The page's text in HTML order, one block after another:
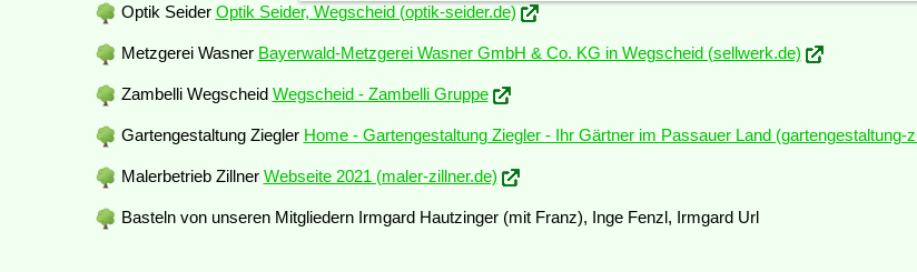
Optik Seider Optik Seider, Wegscheid (optik-seider.de)
Metzgerei Wasner Bayerwald-Metzgerei Wasner GmbH & Co. KG in Wegscheid (sellwerk.de)
Zambelli Wegscheid Wegscheid - Zambelli Gruppe
Gartengestaltung Ziegler Home - Gartengestaltung Ziegler - Ihr Gärtner im Passauer Land (gartengestaltung-
Malerbetrieb Zillner Webseite 2021 (maler-zillner.de)
Basteln von unseren Mitgliedern Irmgard Hautzinger (mit Franz), Inge Fenzl, Irmgard Url